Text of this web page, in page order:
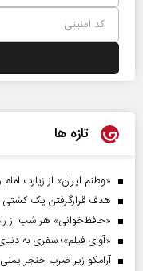
تازه ها
«وطنم ایران» از زیارت
هدف قرارگرفتن یک کشتی
«حافظ‌خوانی» هر شب از
«آوای فیلم»؛ سفری به
آرامکو زیر ضرب خنجر یمنی